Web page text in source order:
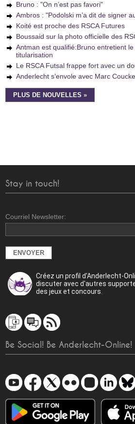
Bruno : "On n’est pas favori"
Ambros : "Podolski m’a dit de signer
Koité est proche des RSCA Futures
Boussaid sur la photo officielle des
Antman est qualifié:Bruno entretient
titularisation
Le RSCA Futsal frappe fort avec un
Anderlecht s’envole avec Marc
PLUS DE NOUVELLES »
Stay in touch!
Courriel Newsletter:
Créez un profil d'Anderlecht-
discuter avec d'autres
des jeux et concours.
Be Social! Be Anderlecht-Online!